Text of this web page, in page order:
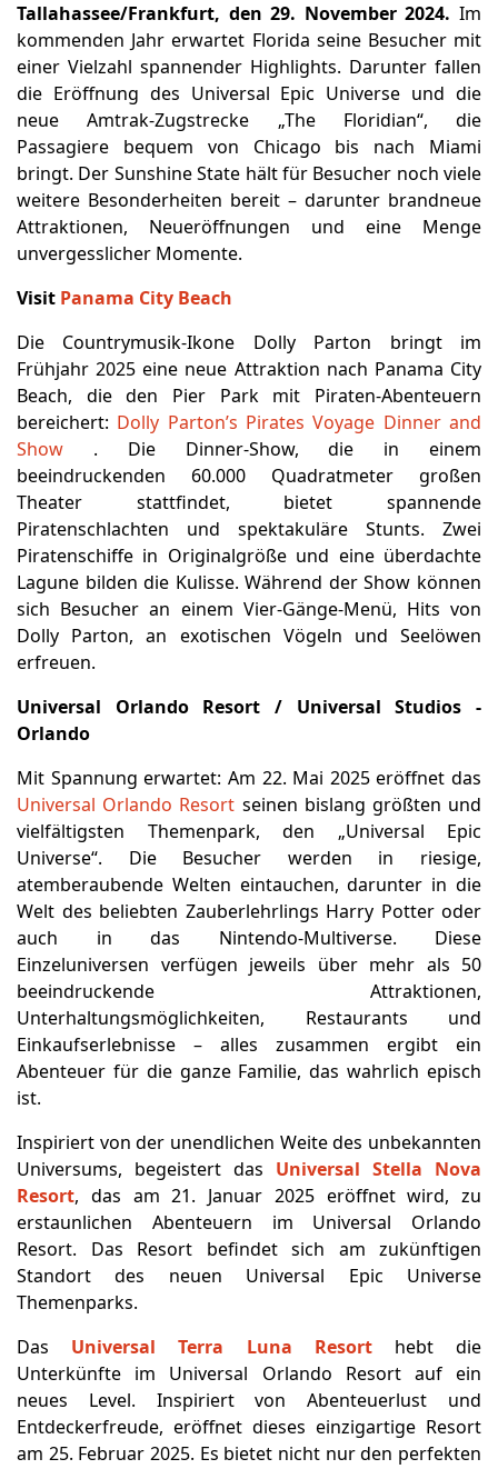
Tallahassee/Frankfurt, den 29. November 2024.Im
kommenden Jahr erwartet Florida seine Besucher mit
einer Vielzahl spannender Highlights. Darunter fallen
die Eröffnung des Universal Epic Universe und die
neue Amtrak-Zugstrecke „The Floridian“, die
Passagiere bequem von Chicago bis nach Miami
bringt. Der Sunshine State hält für Besucher noch viele
weitere Besonderheiten bereit – darunter brandneue
Attraktionen, Neueröffnungen und eine Menge
unvergesslicher Momente.
Visit Panama City Beach
Die Countrymusik-Ikone Dolly Parton bringt im
Frühjahr 2025 eine neue Attraktion nach Panama City
Beach, die den Pier Park mit Piraten-Abenteuern
bereichert: Dolly Parton’s Pirates Voyage Dinner and
Show . Die Dinner-Show, die in einem
beeindruckenden 60.000 Quadratmeter großen
Theater stattfindet, bietet spannende
Piratenschlachten und spektakuläre Stunts. Zwei
Piratenschiffe in Originalgröße und eine überdachte
Lagune bilden die Kulisse. Während der Show können
sich Besucher an einem Vier-Gänge-Menü, Hits von
Dolly Parton, an exotischen Vögeln und Seelöwen
erfreuen.
Universal Orlando Resort / Universal Studios -
Orlando
Mit Spannung erwartet: Am 22. Mai 2025 eröffnet das
Universal Orlando Resort seinen bislang größten und
vielfältigsten Themenpark, den „Universal Epic
Universe“. Die Besucher werden in riesige,
atemberaubende Welten eintauchen, darunter in die
Welt des beliebten Zauberlehrlings Harry Potter oder
auch in das Nintendo-Multiverse. Diese
Einzeluniversen verfügen jeweils über mehr als 50
beeindruckende Attraktionen,
Unterhaltungsmöglichkeiten, Restaurants und
Einkaufserlebnisse – alles zusammen ergibt ein
Abenteuer für die ganze Familie, das wahrlich episch
ist.
Inspiriert von der unendlichen Weite des unbekannten
Universums, begeistert das Universal Stella Nova
Resort, das am 21. Januar 2025 eröffnet wird, zu
erstaunlichen Abenteuern im Universal Orlando
Resort. Das Resort befindet sich am zukünftigen
Standort des neuen Universal Epic Universe
Themenparks.
Das Universal Terra Luna Resorthebt die
Unterkünfte im Universal Orlando Resort auf ein
neues Level. Inspiriert von Abenteuerlust und
Entdeckerfreude, eröffnet dieses einzigartige Resort
am 25. Februar 2025. Es bietet nicht nur den perfekten